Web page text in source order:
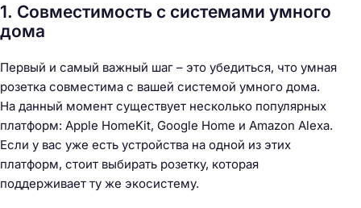
1. Совместимость с системами умного
дома
Первый и самый важный шаг – это убедиться, что умная
розетка совместима с вашей системой умного дома.
На данный момент существует несколько популярных
платформ: Apple HomeKit, Google Home и Amazon Alexa.
Если у вас уже есть устройства на одной из этих
платформ, стоит выбирать розетку, которая
поддерживает ту же экосистему.